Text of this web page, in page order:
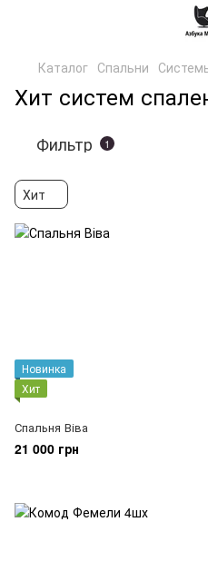
Каталог Спальни
Хит систем
Фильтр 1
Хит
Новинка
Хит
Спальня Віва
21 000 грн